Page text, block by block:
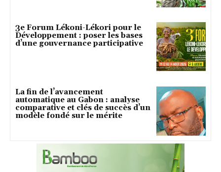
3e Forum Lékoni-Lékori pour le
Développement : poser les bases
d’une gouvernance participative
La fin de l’avancement
automatique au Gabon : analyse
comparative et clés de succès d’un
modèle fondé sur le mérite